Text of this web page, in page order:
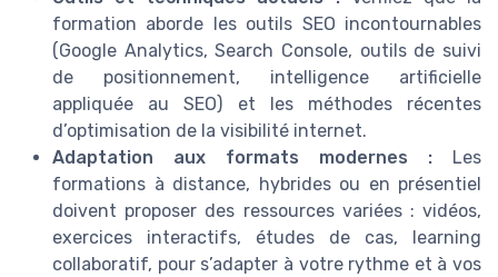
formation aborde les outils SEO incontournables
(Google Analytics, Search Console, outils de suivi
de positionnement, intelligence artificielle
appliquée au SEO) et les méthodes récentes
d’optimisation de la visibilité internet.
Adaptation aux formats modernes : Les
formations à distance, hybrides ou en présentiel
doivent proposer des ressources variées : vidéos,
exercices interactifs, études de cas, learning
collaboratif, pour s’adapter à votre rythme et à vos